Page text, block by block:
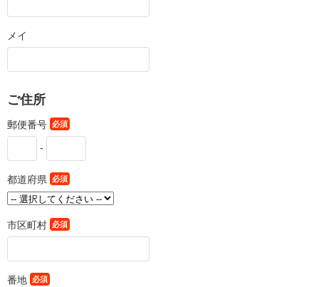
メイ
ご住所
郵便番号 必須
-
都道府県 必須
市区町村 必須
番地 必須